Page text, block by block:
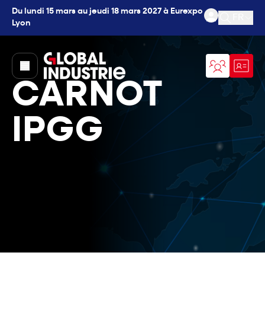
Du lundi 15 mars au jeudi 18 mars 2027 à Eurexpo
Lyon
Ouvrir
page.home
CARNOT
IPGG